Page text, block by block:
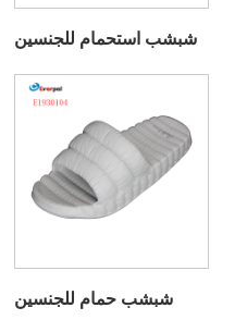
شبشب استحمام للجنسين
شبشب حمام للجنسين